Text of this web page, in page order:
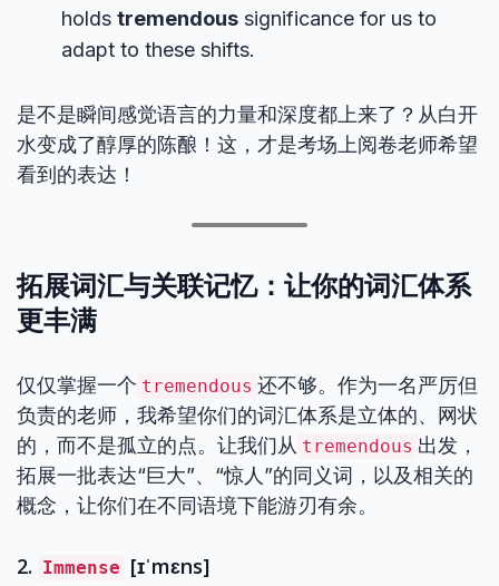
holds tremendous significance for us to
adapt to these shifts.
是不是瞬间感觉语言的力量和深度都上来了？从白开
水变成了醇厚的陈酿！这，才是考场上阅卷老师希望
看到的表达！
拓展词汇与关联记忆：让你的词汇体系
更丰满
仅仅掌握一个 tremendous 还不够。作为一名严厉但
负责的老师，我希望你们的词汇体系是立体的、网状
的，而不是孤立的点。让我们从 tremendous 出发，
拓展一批表达“巨大”、“惊人”的同义词，以及相关的
概念，让你们在不同语境下能游刃有余。
2. Immense [ɪˈmɛns]